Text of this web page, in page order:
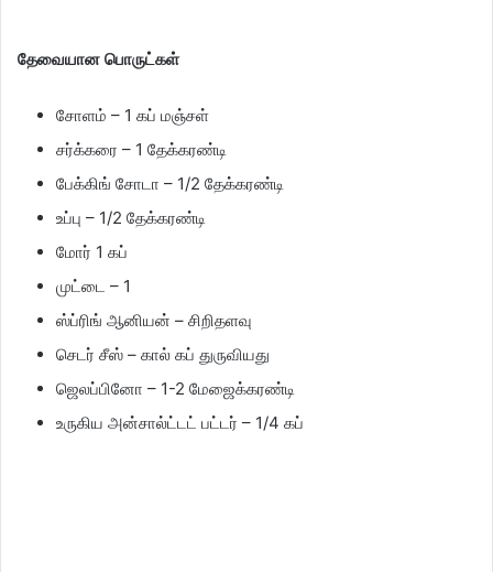
தேவையான பொருட்கள்
சோளம் – 1 கப் மஞ்சள்
சர்க்கரை – 1 தேக்கரண்டி
பேக்கிங் சோடா – 1/2 தேக்கரண்டி
உப்பு – 1/2 தேக்கரண்டி
மோர் 1 கப்
முட்டை – 1
ஸ்ப்ரிங் ஆனியன் – சிறிதளவு
செடர் சீஸ் – கால் கப் துருவியது
ஜெலப்பினோ – 1-2 மேஜைக்கரண்டி
உருகிய அன்சால்ட்டட் பட்டர் – 1/4 கப்